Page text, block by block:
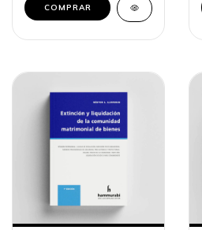
COMPRAR